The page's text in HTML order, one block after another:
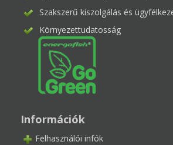
Szakszerű kiszolgálás és
Környezettudatosság
Információk
Felhasználói infók